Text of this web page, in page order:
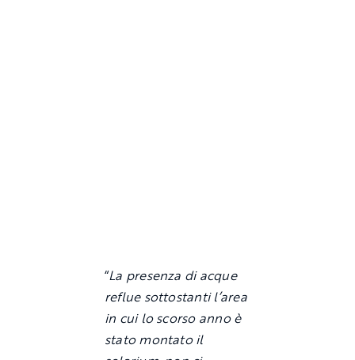
“La presenza di acque
reflue sottostanti l’area
in cui lo scorso anno è
stato montato il